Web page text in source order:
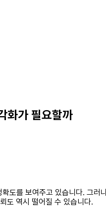
화가 필요할까
도를 보여주고 있습니다. 그
도 역시 떨어질 수 있습니다.